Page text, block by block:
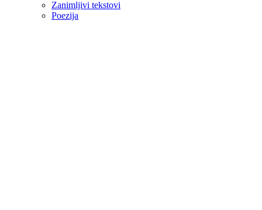
Zanimljivi tekstovi
Poezija